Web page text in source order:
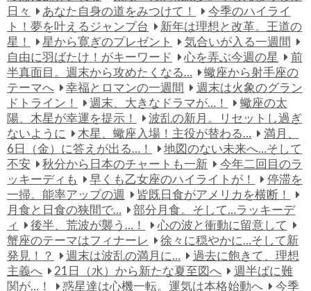
日々
あなた自身の道をみつけて！
今季のハイライ
ト！夢を叶えるジャンプ台
新年は理想と改革。王道の
星！
星から寛ぎのプレゼント
気合いが入る一週間
自由に羽ばたけ！がキーワード
心を弄ぶ今週の星
前
半真面目。週末から攻めたくなる…
蠍座から射手座の
テーマへ
幸福とロマンの一週間
週末は火象のグラン
ドトライン！
週末、大きなドラマが…！
蠍座の太
陽、木星が幸運を提示！
波乱の新月。リセットし過ぎ
ないように
木星、蠍座入場！主役が替わる…
満月、
6日（金）に答えが出る…！
地図のない未来へ…そして
不安
秋分から日本のチャートも一新
今年二回目のラ
ッキーディも
早くも乙女座のハイライトが！
停滞を
一掃。能率アップの週
皆既日食がアメリカを横断！
月食と日食の狭間で…
部分月食。そして…ラッキーデ
ィ
後半、荒波が襲う…！
心の波と衝動に留意して
蟹座のテーマはフィナーレ
徐々に穏やかに…そして新
発見！？
週末は波乱の満月に…
過去に飽きて、理想
主義へ
21日（水）から新たな夏至図へ
週半ばに難
関が…！
惑星達は心機一転。運気は本格始動へ
今季